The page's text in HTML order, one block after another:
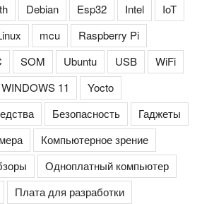
Debian Esp32 Intel
IoT
mcu
Raspberry Pi
SOM Ubuntu USB
WiFi
WINDOWS 11
Yocto
Безопасность
Гаджеты
Компьютерное зрение
Одноплатный компьютер
Плата для разработки